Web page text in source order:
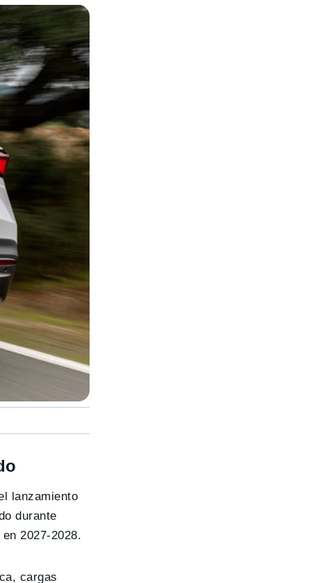
lanzamiento
durante
2027-2028.
cargas